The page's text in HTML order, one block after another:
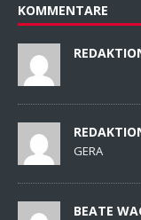
KOMMENTARE
GERA
BEATE